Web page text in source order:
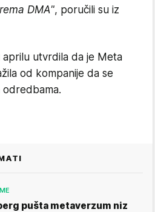
DMA", poručili su iz
aprilu utvrdila da je Meta
od kompanije da se
odredbama.
pušta metaverzum niz